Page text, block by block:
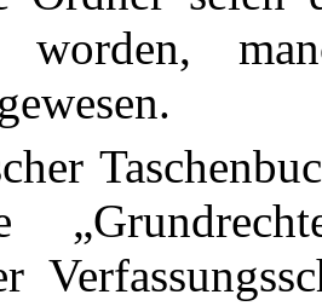
worden,